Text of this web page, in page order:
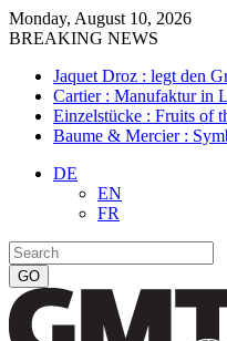
Monday, August 10, 2026
BREAKING NEWS
Jaquet Droz : legt den
Cartier : Manufaktur in
Einzelstücke : Fruits of
Baume & Mercier :
DE
EN
FR